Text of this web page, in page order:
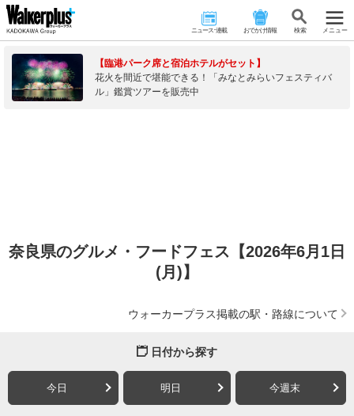
ニュース･連載 おでかけ情報 検 索 メニュー
【臨港パーク席と宿泊ホテルがセット】
花火を間近で堪能できる！「みなとみらいフェスティバ
ル」鑑賞ツアーを販売中
奈良県のグルメ・フードフェス【2026年6月1日
(月)】
ウォーカープラス掲載の駅・路線について
日付から探す
今日 明日 今週末